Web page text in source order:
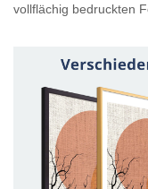
vollflächig bedruckten